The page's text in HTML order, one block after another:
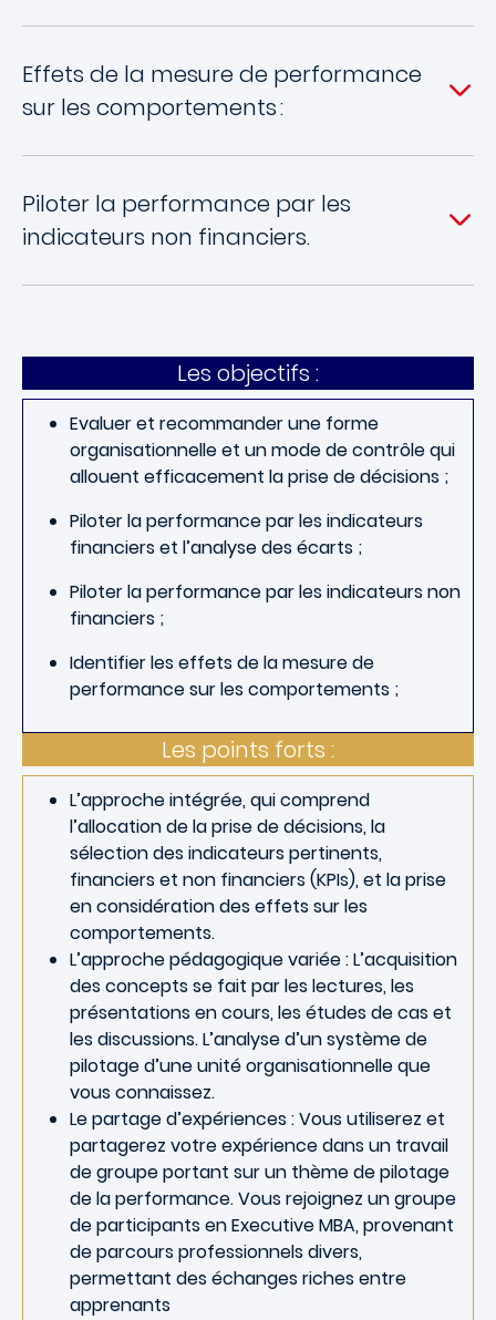
Effets de la mesure de performance
sur les comportements :
Piloter la performance par les
indicateurs non financiers.
Les objectifs :
Evaluer et recommander une forme
organisationnelle et un mode de contrôle qui
allouent efficacement la prise de décisions ;
Piloter la performance par les indicateurs
financiers et l’analyse des écarts ;
Piloter la performance par les indicateurs non
financiers ;
Identifier les effets de la mesure de
performance sur les comportements ;
Les points forts :
L’approche intégrée, qui comprend
l’allocation de la prise de décisions, la
sélection des indicateurs pertinents,
financiers et non financiers (KPIs), et la prise
en considération des effets sur les
comportements.
L’approche pédagogique variée : L’acquisition
des concepts se fait par les lectures, les
présentations en cours, les études de cas et
les discussions. L’analyse d’un système de
pilotage d’une unité organisationnelle que
vous connaissez.
Le partage d’expériences : Vous utiliserez et
partagerez votre expérience dans un travail
de groupe portant sur un thème de pilotage
de la performance. Vous rejoignez un groupe
de participants en Executive MBA, provenant
de parcours professionnels divers,
permettant des échanges riches entre
apprenants